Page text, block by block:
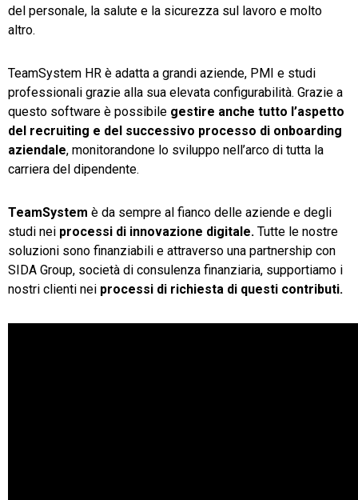
del personale, la salute e la sicurezza sul lavoro e molto
altro.
TeamSystem HR è adatta a grandi aziende, PMI e studi
professionali grazie alla sua elevata configurabilità. Grazie a
questo software è possibile gestire anche tutto l’aspetto
del recruiting e del successivo processo di onboarding
aziendale, monitorandone lo sviluppo nell’arco di tutta la
carriera del dipendente.
TeamSystem è da sempre al fianco delle aziende e degli
studi nei processi di innovazione digitale. Tutte le nostre
soluzioni sono finanziabili e attraverso una partnership con
SIDA Group, società di consulenza finanziaria, supportiamo i
nostri clienti nei processi di richiesta di questi contributi.